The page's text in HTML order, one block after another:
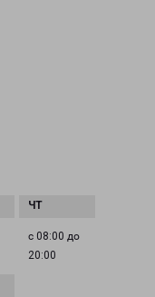
с 08:00 до
20:00